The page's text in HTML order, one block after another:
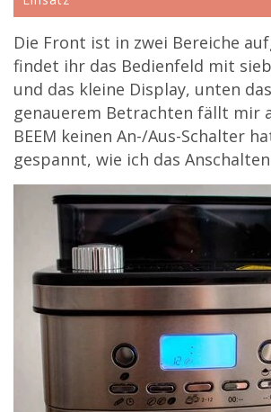
Die Front ist in zwei Bereiche
findet ihr das Bedienfeld mit
und das kleine Display, unten
genauerem Betrachten fällt mir
BEEM keinen An-/Aus-Schalter
gespannt, wie ich das